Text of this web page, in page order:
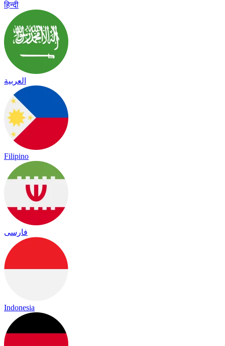
हिन्दी
العربية
Filipino
فارسی
Indonesia